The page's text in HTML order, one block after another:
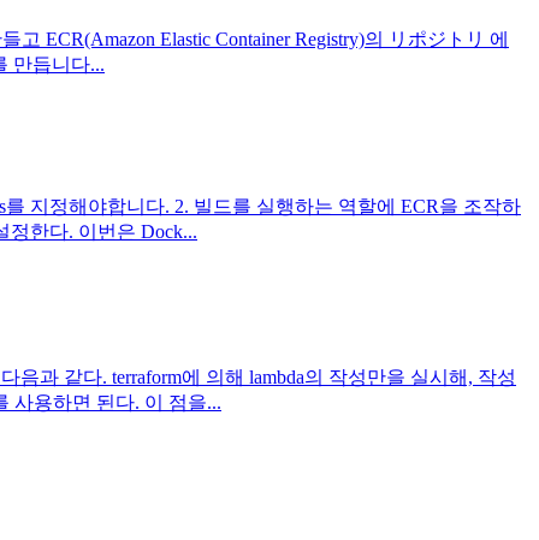
ECR(Amazon Elastic Container Registry)의 リポジトリ 에
만듭니다...
를 지정해야합니다. 2. 빌드를 실행하는 역할에 ECR을 조작하
정한다. 이번은 Dock...
과 같다. terraform에 의해 lambda의 작성만을 실시해, 작성
사용하면 된다. 이 점을...